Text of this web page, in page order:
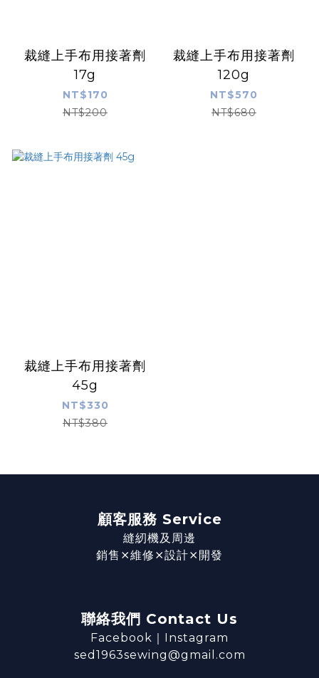
裁縫上手布用接著劑
17g
NT$170
NT$200
裁縫上手布用接著劑
120g
NT$570
NT$680
裁縫上手布用接著劑
45g
NT$330
NT$380
顧客服務 Service
縫紉機及周邊
銷售⨯維修⨯設計⨯開發
聯絡我們 Contact Us
Facebook ｜ Instagram
sed1963sewing@gmail.com